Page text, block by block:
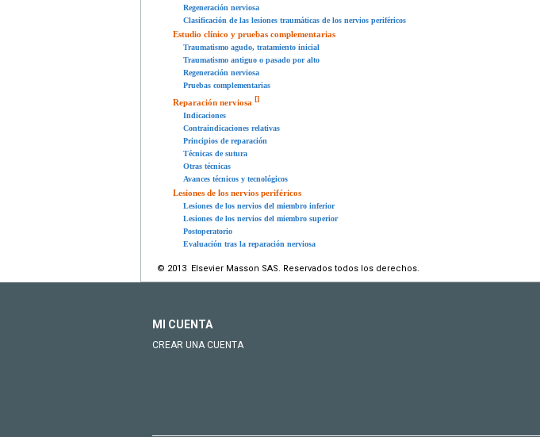
Regeneración nerviosa
Clasificación de las lesiones traumáticas de los nervios periféricos
Estudio clínico y pruebas complementarias
Traumatismo agudo, tratamiento inicial
Traumatismo antiguo o pasado por alto
Regeneración nerviosa
Pruebas complementarias
Reparación nerviosa []
Indicaciones
Contraindicaciones relativas
Principios de reparación
Técnicas de sutura
Otras técnicas
Avances técnicos y tecnológicos
Lesiones de los nervios periféricos
Lesiones de los nervios del miembro inferior
Lesiones de los nervios del miembro superior
Postoperatorio
Evaluación tras la reparación nerviosa
© 2013 Elsevier Masson SAS. Reservados todos los derechos.
MI CUENTA
CREAR UNA CUENTA